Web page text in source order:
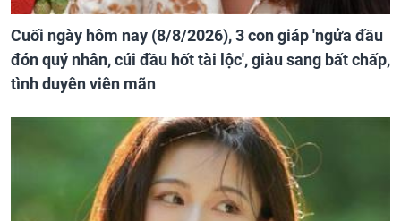
Cuối ngày hôm nay (8/8/2026), 3 con giáp 'ngửa đầu
đón quý nhân, cúi đầu hốt tài lộc', giàu sang bất chấp,
tình duyên viên mãn